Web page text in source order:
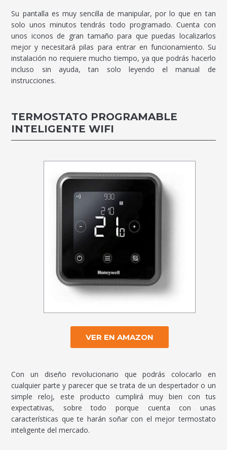
Su pantalla es muy sencilla de manipular, por lo que en tan
solo unos minutos tendrás todo programado. Cuenta con
unos iconos de gran tamaño para que puedas localizarlos
mejor y necesitará pilas para entrar en funcionamiento. Su
instalación no requiere mucho tiempo, ya que podrás hacerlo
incluso sin ayuda, tan solo leyendo el manual de
instrucciones.
TERMOSTATO PROGRAMABLE
INTELIGENTE WIFI
VER EN AMAZON
Con un diseño revolucionario que podrás colocarlo en
cualquier parte y parecer que se trata de un despertador o un
simple reloj, este producto cumplirá muy bien con tus
expectativas, sobre todo porque cuenta con unas
características que te harán soñar con el mejor termostato
inteligente del mercado.